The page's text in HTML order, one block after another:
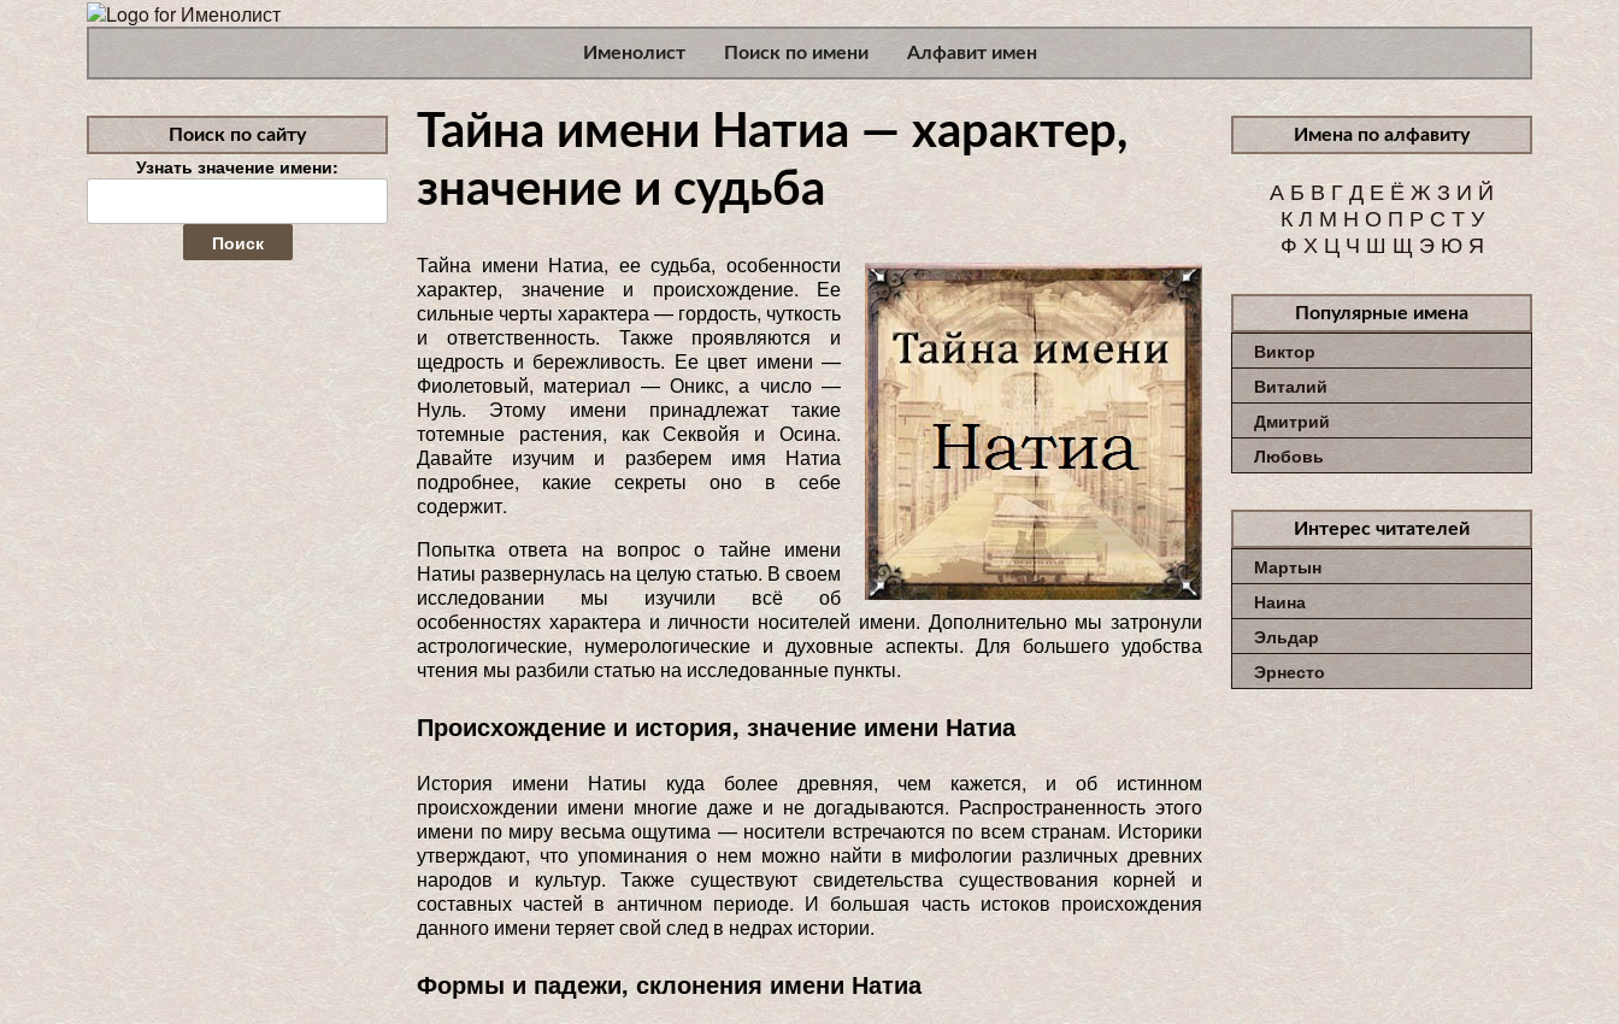
Именолист Поиск по имени Алфавит имен
Поиск по сайту
Узнать значение имени:
Найти:
Тайна имени Натиа — характер,
значение и судьба
Тайна имени Натиа, ее судьба, особенности
характер, значение и происхождение. Ее
сильные черты характера — гордость, чуткость
и ответственность. Также проявляются и
щедрость и бережливость. Ее цвет имени —
Фиолетовый, материал — Оникс, а число —
Нуль. Этому имени принадлежат такие
тотемные растения, как Секвойя и Осина.
Давайте изучим и разберем имя Натиа
подробнее, какие секреты оно в себе
содержит.
Попытка ответа на вопрос о тайне имени
Натиы развернулась на целую статью. В своем
исследовании мы изучили всё об
особенностях характера и личности носителей имени. Дополнительно мы затронули
астрологические, нумерологические и духовные аспекты. Для большего удобства
чтения мы разбили статью на исследованные пункты.
Происхождение и история, значение имени Натиа
История имени Натиы куда более древняя, чем кажется, и об истинном
происхождении имени многие даже и не догадываются. Распространенность этого
имени по миру весьма ощутима — носители встречаются по всем странам. Историки
утверждают, что упоминания о нем можно найти в мифологии различных древних
народов и культур. Также существуют свидетельства существования корней и
составных частей в античном периоде. И большая часть истоков происхождения
данного имени теряет свой след в недрах истории.
Формы и падежи, склонения имени Натиа
Имена по алфавиту
А Б В ГД Е ЁЖ З И Й
К Л М Н О П Р С Т У
Ф Х Ц Ч Ш Щ Э Ю Я
Популярные имена
Виктор
Виталий
Дмитрий
Любовь
Интерес читателей
Мартын
Наина
Эльдар
Эрнесто